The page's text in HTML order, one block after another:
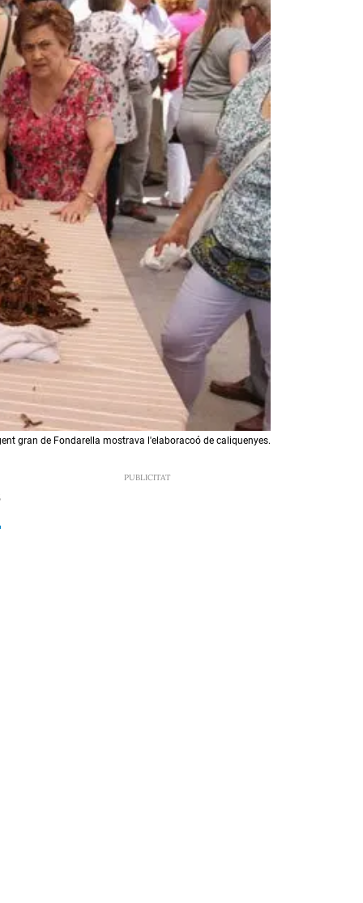
gran de Fondarella mostrava l'elaboracoó de caliquenyes.